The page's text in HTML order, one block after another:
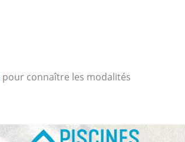
pour connaître les modalités